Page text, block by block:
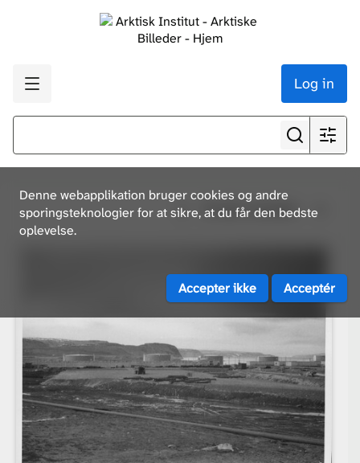
Log in
Denne webapplikation bruger cookies og andre
sporingsteknologier for at sikre, at du får den bedste
oplevelse.
Se alle resultater